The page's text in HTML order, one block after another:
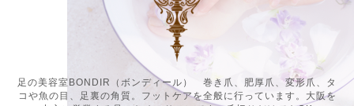
足の美容室BONDIR（ボンディール） 巻き爪、肥厚爪、変形爪、タ
コや魚の目、足裏の角質。フットケアを全般に行っています。大阪を